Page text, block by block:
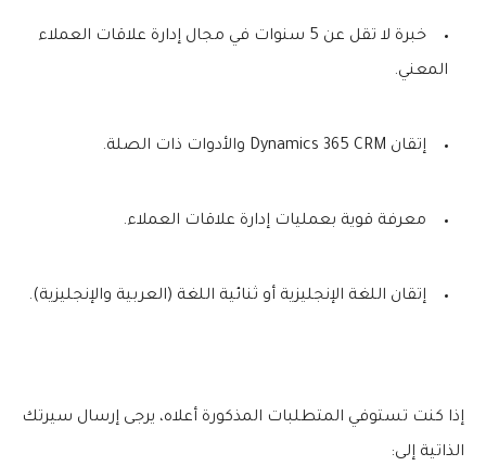
خبرة لا تقل عن 5 سنوات في مجال إدارة علاقات العملاء
المعني.
إتقان Dynamics 365 CRM والأدوات ذات الصلة.
معرفة قوية بعمليات إدارة علاقات العملاء.
إتقان اللغة الإنجليزية أو ثنائية اللغة (العربية والإنجليزية).
إذا كنت تستوفي المتطلبات المذكورة أعلاه، يرجى إرسال سيرتك
الذاتية إلى: